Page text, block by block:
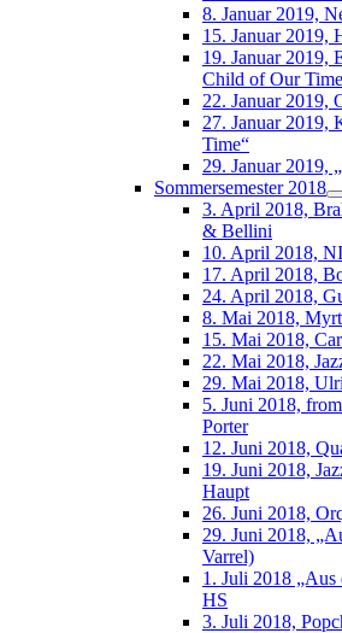
8. Januar 2019,
15. Januar 2019,
19. Januar 2019,
Child of Our
22. Januar 2019,
27. Januar 2019,
Time“
29. Januar 2019,
Sommersemester 2018
3. April 2018,
& Bellini
10. April 2018,
17. April 2018,
24. April 2018,
8. Mai 2018,
15. Mai 2018,
22. Mai 2018,
29. Mai 2018,
5. Juni 2018,
Porter
12. Juni 2018,
19. Juni 2018,
Haupt
26. Juni 2018,
29. Juni 2018,
Varrel)
1. Juli 2018
HS
3. Juli 2018,